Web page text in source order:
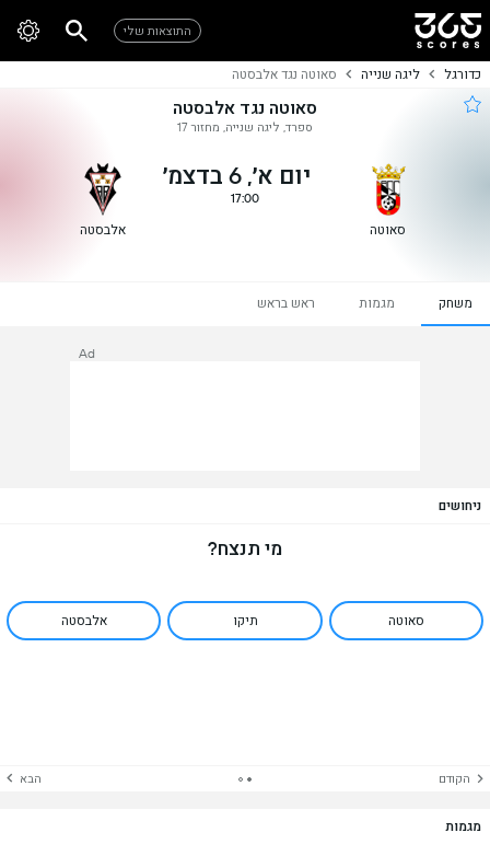
התוצאות שלי
כדורגל ליגה שנייה סאוטה נגד אלבסטה
סאוטה נגד אלבסטה
ספרד, ליגה שנייה, מחזור 17
סאוטה
יום א׳, 6 בדצמ׳
17:00
אלבסטה
משחק מגמות ראש בראש
Ad
ניחושים
מי תנצח?
סאוטה תיקו אלבסטה
הקודם הבא
מגמות